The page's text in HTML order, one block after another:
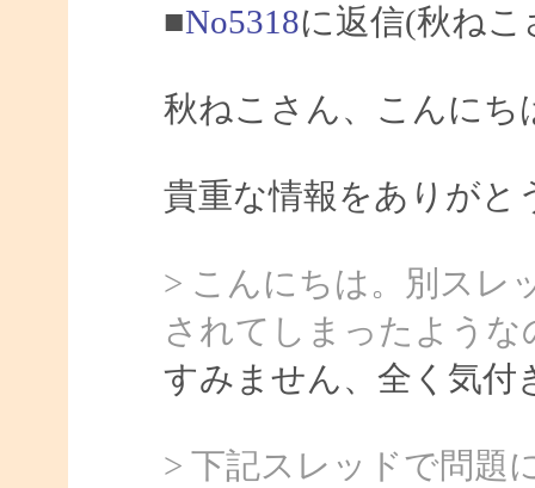
■No5318に返信(秋ね
秋ねこさん、こんにち
貴重な情報をありがと
> こんにちは。別スレ
されてしまったよう
すみません、全く気付
> 下記スレッドで問題